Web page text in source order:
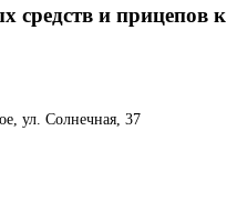
средств и прицепов к
ул. Солнечная, 37